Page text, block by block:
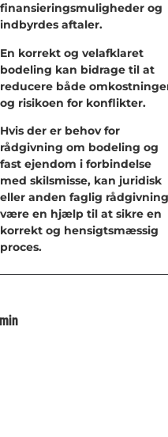
finansieringsmuligheder og
indbyrdes aftaler.
En korrekt og velafklaret
bodeling kan bidrage til at
reducere både
og risikoen for konflikter.
Hvis der er behov for
rådgivning om bodeling og
fast ejendom i forbindelse
med skilsmisse, kan juridisk
eller anden faglig rådgivning
være en hjælp til at sikre en
korrekt og hensigtsmæssig
proces.